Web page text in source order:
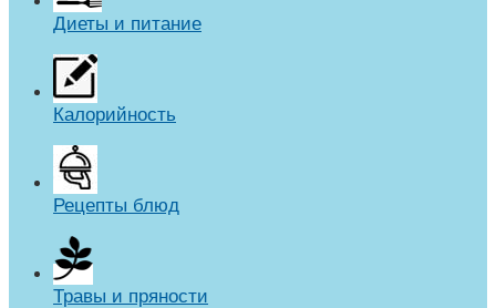
Диеты и питание
Калорийность
Рецепты блюд
Травы и пряности